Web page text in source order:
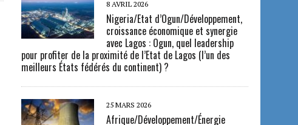
8 AVRIL 2026
Nigeria/Etat d’Ogun/Développement,
croissance économique et synergie
avec Lagos : Ogun, quel leadership
pour profiter de la proximité de l’Etat de Lagos (l’un des
meilleurs États fédérés du continent) ?
25 MARS 2026
Afrique/Développement/Énergie